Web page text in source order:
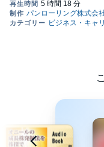
「投資をする(続ける)う
どれが正しいのかは、
です。